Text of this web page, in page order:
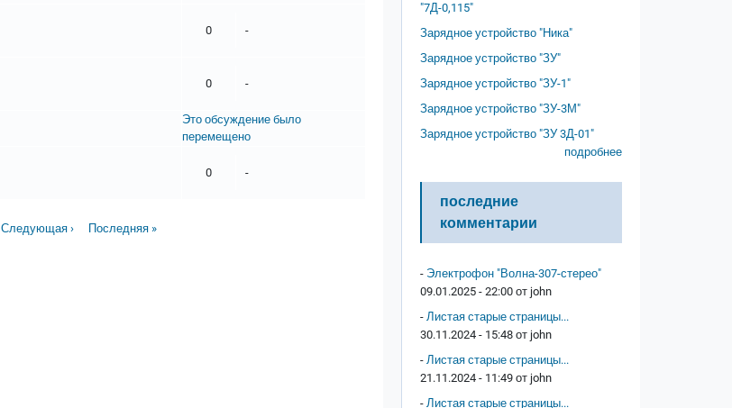
0 -
0 -
Это обсуждение было
перемещено
0 -
Следующая страница
Следующая › Последняя страница
Последняя »
"7Д-0,115"
Зарядное устройство "Ника"
Зарядное устройство "ЗУ"
Зарядное устройство "ЗУ-1"
Зарядное устройство "ЗУ-3М"
Зарядное устройство "ЗУ 3Д-01"
подробнее
последние
комментарии
- Электрофон "Волна-307-стерео"
09.01.2025 - 22:00 от john
- Листая старые страницы...
30.11.2024 - 15:48 от john
- Листая старые страницы...
21.11.2024 - 11:49 от john
- Листая старые страницы...